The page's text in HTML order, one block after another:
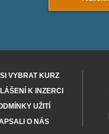
VYBRAT KURZ
K INZERCI
UŽITÍ
O NÁS